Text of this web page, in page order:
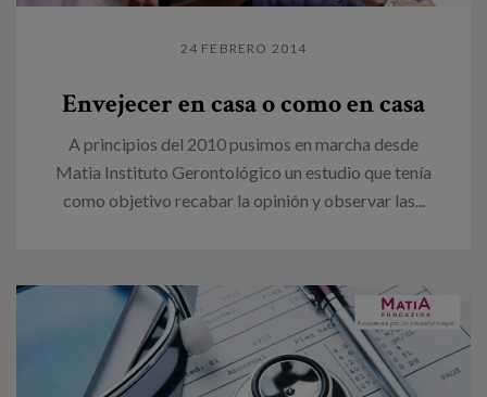
24 FEBRERO 2014
Envejecer en casa o como en casa
A principios del 2010 pusimos en marcha desde
Matia Instituto Gerontológico un estudio que tenía
como objetivo recabar la opinión y observar las...